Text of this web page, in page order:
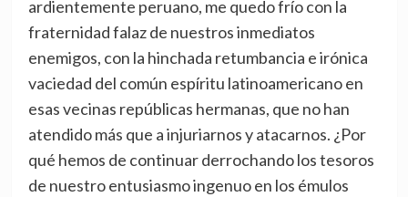
ardientemente peruano, me quedo frío con la
fraternidad falaz de nuestros inmediatos
enemigos, con la hinchada retumbancia e irónica
vaciedad del común espíritu latinoamericano en
esas vecinas repúblicas hermanas, que no han
atendido más que a injuriarnos y atacarnos. ¿Por
qué hemos de continuar derrochando los tesoros
de nuestro entusiasmo ingenuo en los émulos